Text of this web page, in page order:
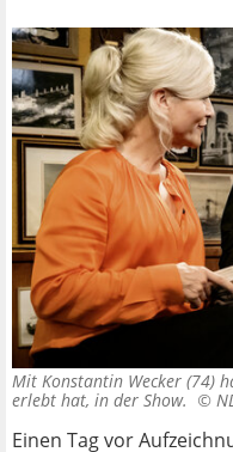
Mit Konstantin Wecker (74)
erlebt hat, in der Show. ©
Einen Tag vor